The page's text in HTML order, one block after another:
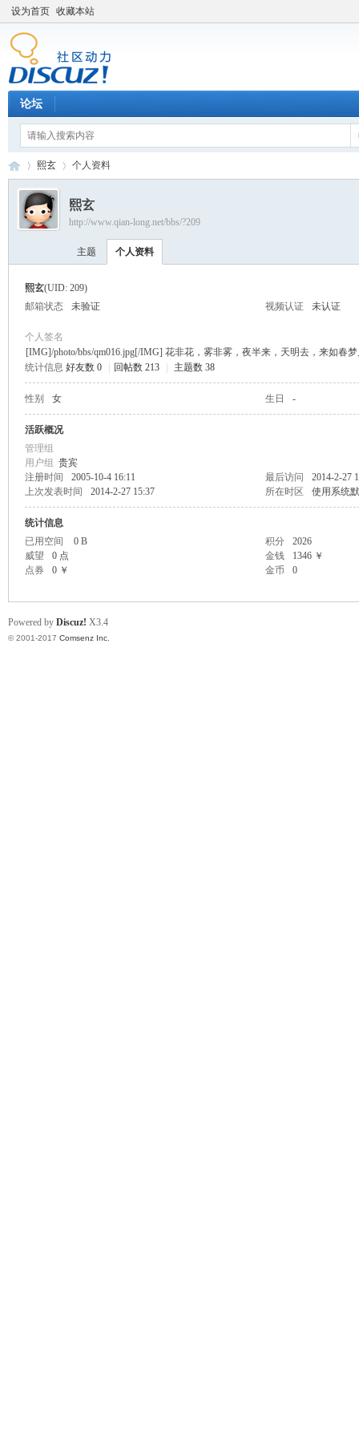
设为首页 收藏本站
论坛
›
熙玄
›
个人资料
熙玄
http://www.qian-long.net/bbs/?209
主题 个人资料
熙玄(UID: 209)
邮箱状态
未验证 视频认证 未认证
个人签名
[IMG]/photo/bbs/qm016.jpg[/IMG] 花非花，雾非雾，夜半来，天明去，来如春
统计信息 好友数 0 回帖数 213 主题数 38
性别 女 生日 -
活跃概况
管理组
用户组 贵宾
注册时间
2005-10-4 16:11 最后访问
2014-2-27
上次发表时间
2014-2-27 15:37 所在时区 使用系统
统计信息
已用空间
0 B 积分
2026
威望
0 点 金钱
1346 ￥
点券
0 ￥ 金币 0
Powered by Discuz! X3.4
© 2001-2017 Comsenz Inc.